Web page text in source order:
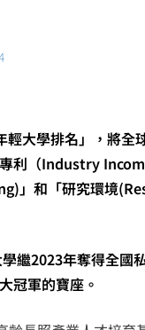
大學排名」，將全
利（Industry
」和「研究環境
繼2023年奪得全國
冠軍的寶座。